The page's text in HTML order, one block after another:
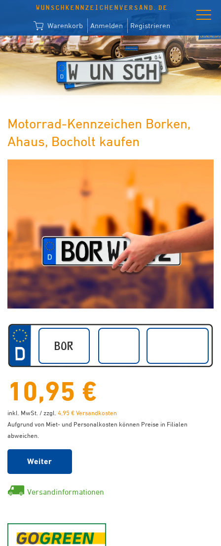
WUNSCHKENNZEICHENVERSAND.DE
Warenkorb Anmelden Registrieren
Motorrad-Kennzeichen Borken,
Ahaus, Bocholt kaufen
10,95 €
inkl. MwSt. / zzgl.4,95 € Versandkosten
Aufgrund von Miet- und Personalkosten können Preise in Filialen
abweichen.
Weiter
Versandinformationen